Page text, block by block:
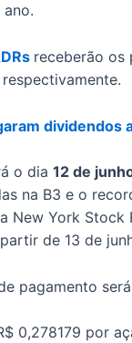
receberão
dividendos
o dia 12 de
na B3 e o
New York
de 13 de
pagamento
0,278179 por